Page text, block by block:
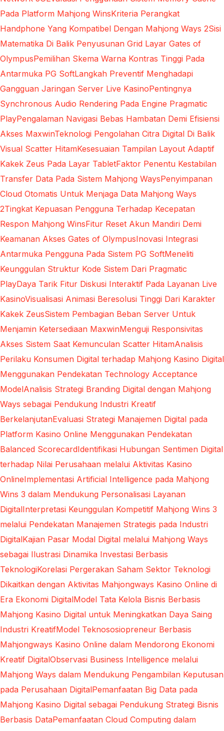
Pada Platform Mahjong WinsKriteria Perangkat
Handphone Yang Kompatibel Dengan Mahjong Ways 2Sisi
Matematika Di Balik Penyusunan Grid Layar Gates of
OlympusPemilihan Skema Warna Kontras Tinggi Pada
Antarmuka PG SoftLangkah Preventif Menghadapi
Gangguan Jaringan Server Live KasinoPentingnya
Synchronous Audio Rendering Pada Engine Pragmatic
PlayPengalaman Navigasi Bebas Hambatan Demi Efisiensi
Akses MaxwinTeknologi Pengolahan Citra Digital Di Balik
Visual Scatter HitamKesesuaian Tampilan Layout Adaptif
Kakek Zeus Pada Layar TabletFaktor Penentu Kestabilan
Transfer Data Pada Sistem Mahjong WaysPenyimpanan
Cloud Otomatis Untuk Menjaga Data Mahjong Ways
2Tingkat Kepuasan Pengguna Terhadap Kecepatan
Respon Mahjong WinsFitur Reset Akun Mandiri Demi
Keamanan Akses Gates of OlympusInovasi Integrasi
Antarmuka Pengguna Pada Sistem PG SoftMeneliti
Keunggulan Struktur Kode Sistem Dari Pragmatic
PlayDaya Tarik Fitur Diskusi Interaktif Pada Layanan Live
KasinoVisualisasi Animasi Beresolusi Tinggi Dari Karakter
Kakek ZeusSistem Pembagian Beban Server Untuk
Menjamin Ketersediaan MaxwinMenguji Responsivitas
Akses Sistem Saat Kemunculan Scatter HitamAnalisis
Perilaku Konsumen Digital terhadap Mahjong Kasino Digital
Menggunakan Pendekatan Technology Acceptance
ModelAnalisis Strategi Branding Digital dengan Mahjong
Ways sebagai Pendukung Industri Kreatif
BerkelanjutanEvaluasi Strategi Manajemen Digital pada
Platform Kasino Online Menggunakan Pendekatan
Balanced ScorecardIdentifikasi Hubungan Sentimen Digital
terhadap Nilai Perusahaan melalui Aktivitas Kasino
OnlineImplementasi Artificial Intelligence pada Mahjong
Wins 3 dalam Mendukung Personalisasi Layanan
DigitalInterpretasi Keunggulan Kompetitif Mahjong Wins 3
melalui Pendekatan Manajemen Strategis pada Industri
DigitalKajian Pasar Modal Digital melalui Mahjong Ways
sebagai Ilustrasi Dinamika Investasi Berbasis
TeknologiKorelasi Pergerakan Saham Sektor Teknologi
Dikaitkan dengan Aktivitas Mahjongways Kasino Online di
Era Ekonomi DigitalModel Tata Kelola Bisnis Berbasis
Mahjong Kasino Digital untuk Meningkatkan Daya Saing
Industri KreatifModel Teknososiopreneur Berbasis
Mahjongways Kasino Online dalam Mendorong Ekonomi
Kreatif DigitalObservasi Business Intelligence melalui
Mahjong Ways dalam Mendukung Pengambilan Keputusan
pada Perusahaan DigitalPemanfaatan Big Data pada
Mahjong Kasino Digital sebagai Pendukung Strategi Bisnis
Berbasis DataPemanfaatan Cloud Computing dalam